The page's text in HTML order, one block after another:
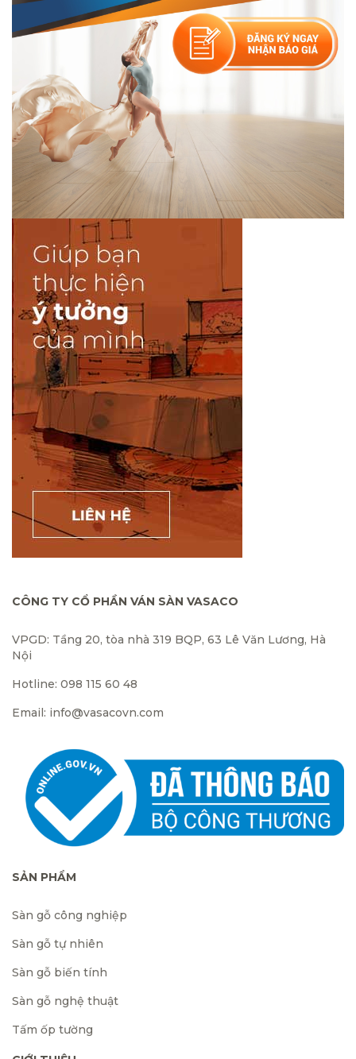
CÔNG TY CỔ PHẦN VÁN SÀN VASACO
VPGD: Tầng 20, tòa nhà 319 BQP, 63 Lê Văn Lương, Hà
Nội
Hotline: 098 115 60 48
Email: info@vasacovn.com
SẢN PHẨM
Sàn gỗ công nghiệp
Sàn gỗ tự nhiên
Sàn gỗ biến tính
Sàn gỗ nghệ thuật
Tấm ốp tường